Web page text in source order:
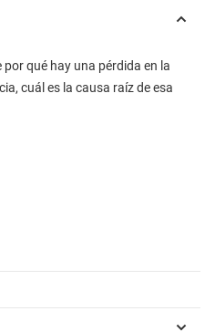
qué hay una pérdida en la
cuál es la causa raíz de esa